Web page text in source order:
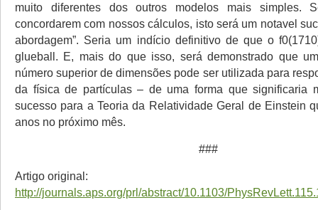
muito diferentes dos outros modelos mais simples.
concordarem com nossos cálculos, isto será um notavel
abordagem”. Seria um indício definitivo de que o
glueball. E, mais do que isso, será demonstrado que
número superior de dimensões pode ser utilizada para
da física de partículas – de uma forma que significaria
sucesso para a Teoria da Relatividade Geral de Einstein
anos no próximo mês.
###
Artigo original:
http://journals.aps.org/prl/abstract/10.1103/